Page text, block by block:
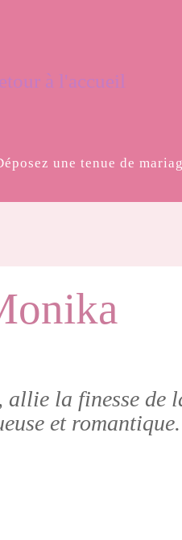
une tenue de
la finesse de
et romantique.